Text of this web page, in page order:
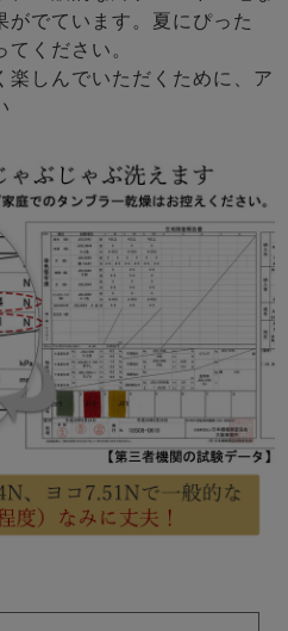
がでています。夏にぴった
ください。
しんでいただくために、ア